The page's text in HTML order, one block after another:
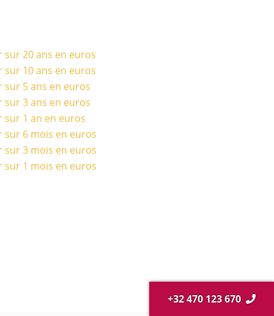
sur 20 ans en euros
sur 10 ans en euros
sur 5 ans en euros
sur 3 ans en euros
sur 1 an en euros
sur 6 mois en euros
sur 3 mois en euros
sur 1 mois en euros
+32 470 123 670